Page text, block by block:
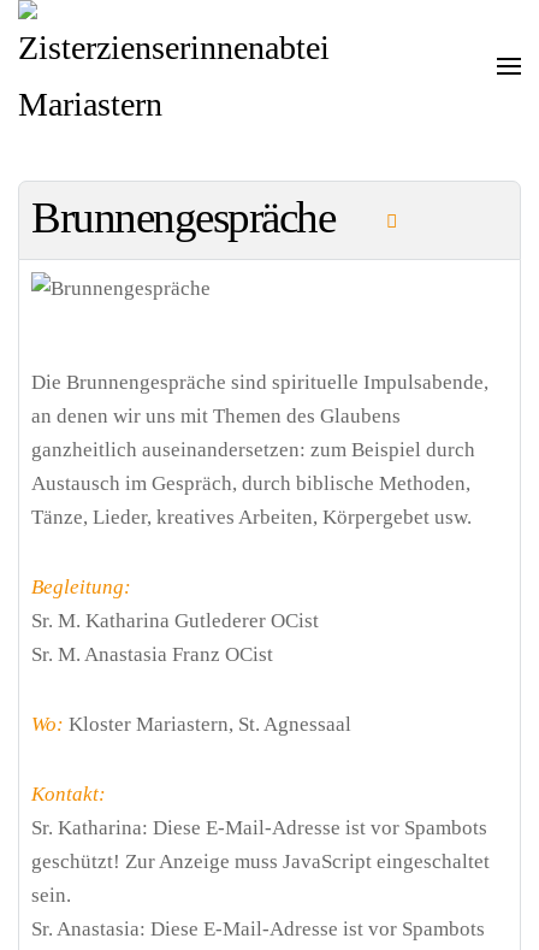
Brunnengespräche
Die Brunnengespräche sind spirituelle Impulsabende,
an denen wir uns mit Themen des Glaubens
ganzheitlich auseinandersetzen: zum Beispiel durch
Austausch im Gespräch, durch biblische Methoden,
Tänze, Lieder, kreatives Arbeiten, Körpergebet usw.
Begleitung:
Sr. M. Katharina Gutlederer OCist
Sr. M. Anastasia Franz OCist
Wo: Kloster Mariastern, St. Agnessaal
Kontakt:
Sr. Katharina: Diese E-Mail-Adresse ist vor Spambots
geschützt! Zur Anzeige muss JavaScript eingeschaltet
sein.
Sr. Anastasia: Diese E-Mail-Adresse ist vor Spambots